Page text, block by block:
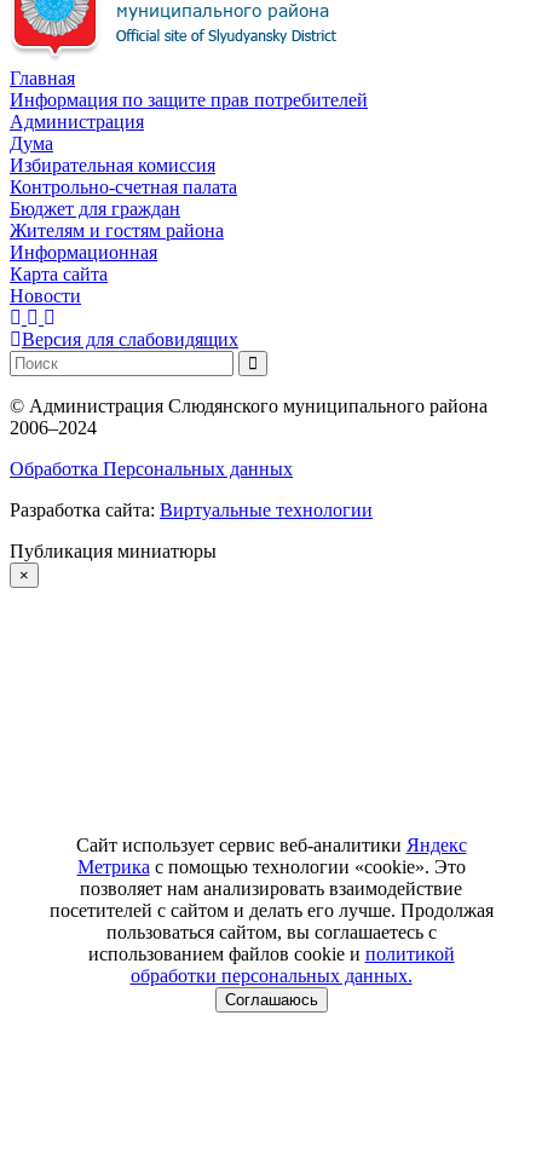
Главная
Информация по защите прав потребителей
Администрация
Дума
Избирательная комиссия
Контрольно-счетная палата
Бюджет для граждан
Жителям и гостям района
Информационная
Карта сайта
Новости
Версия для слабовидящих
© Администрация Слюдянского муниципального района
2006–2024
Обработка Персональных данных
Разработка сайта: Виртуальные технологии
Публикация миниатюры
×
Сайт использует сервис веб-аналитики Яндекс
Метрика с помощью технологии «cookie». Это
позволяет нам анализировать взаимодействие
посетителей с сайтом и делать его лучше. Продолжая
пользоваться сайтом, вы соглашаетесь с
использованием файлов cookie и политикой
обработки персональных данных.
Соглашаюсь